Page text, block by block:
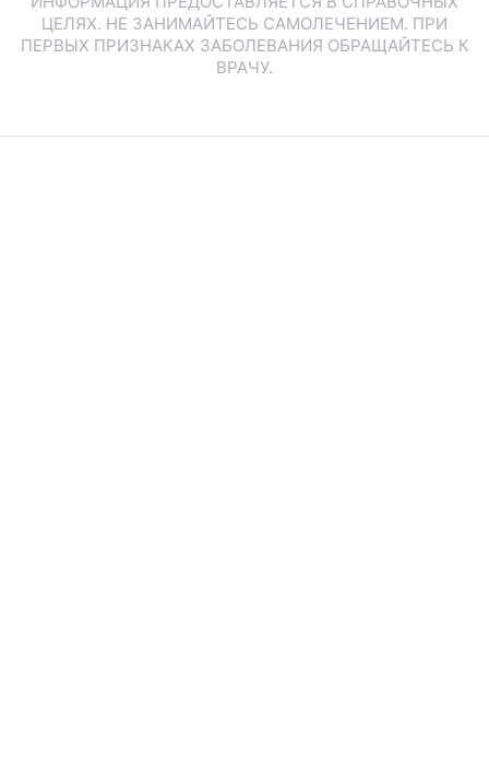
ЦЕЛЯХ. НЕ ЗАНИМАЙТЕСЬ САМОЛЕЧЕНИЕМ. ПРИ
ПЕРВЫХ ПРИЗНАКАХ ЗАБОЛЕВАНИЯ ОБРАЩАЙТЕСЬ К
ВРАЧУ.